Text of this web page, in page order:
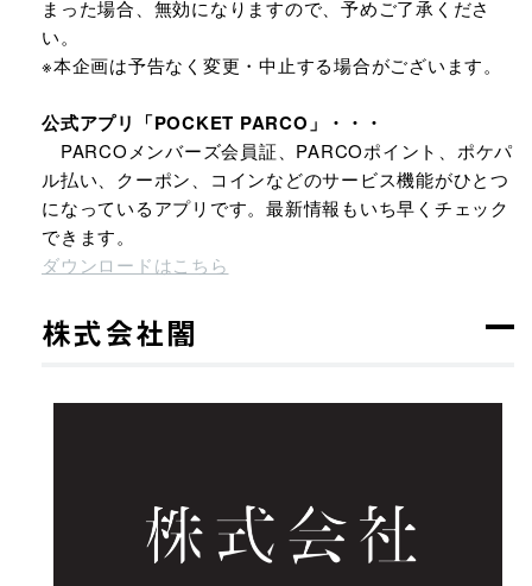
まった場合、無効になりますので、予めご了承くださ
い。
※本企画は予告なく変更・中止する場合がございます。
公式アプリ「POCKET PARCO」・・・
PARCOメンバーズ会員証、PARCOポイント、ポケパ
ル払い、クーポン、コインなどのサービス機能がひとつ
になっているアプリです。最新情報もいち早くチェック
できます。
ダウンロードはこちら
株式会社闇